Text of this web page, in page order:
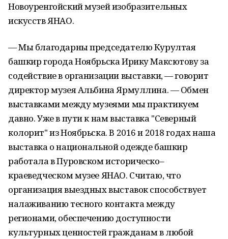
Новоуренгойский музей изобразительных
искусств ЯНАО.
— Мы благодарны председателю Курултая
башкир города Ноябрьска Ирику Максютову за
содействие в организации выставки, — говорит
директор музея Альбина Ярмуллина. — Обмен
выставками между музеями мы практикуем
давно. Уже в пути к нам выставка "Северный
колорит" из Ноябрьска. В 2016 и 2018 годах наша
выставка о национальной одежде башкир
работала в Пуровском историческо–
краеведческом музее ЯНАО. Считаю, что
организация выездных выставок способствует
налаживанию тесного контакта между
регионами, обеспечению доступности
культурных ценностей гражданам в любой